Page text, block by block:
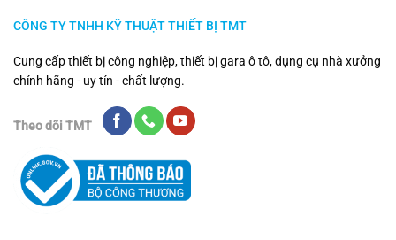
CÔNG TY TNHH KỸ THUẬT THIẾT BỊ TMT
Cung cấp thiết bị công nghiệp, thiết bị gara ô tô, dụng cụ nhà xưởng
chính hãng - uy tín - chất lượng.
Theo dõi TMT